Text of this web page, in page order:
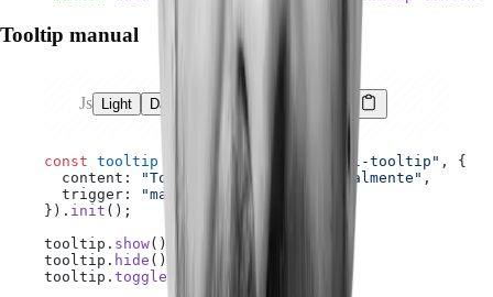
Tooltip manual
Js Light Dark
const tooltip "#manual-tooltip" , {
  content:
"Tooltip controlado manualmente" ,
  trigger:
"manual"
}). init ();
tooltip. show();
tooltip. hide ();
tooltip. toggle